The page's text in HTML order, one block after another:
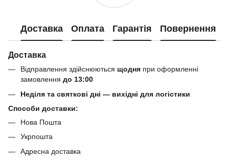
Доставка Оплата Гарантія Повернення
Доставка
Відправлення здійснюються щодня при оформленні
замовлення до 13:00
Неділя та святкові дні — вихідні для логістики
Способи доставки:
Нова Пошта
Укрпошта
Адресна доставка